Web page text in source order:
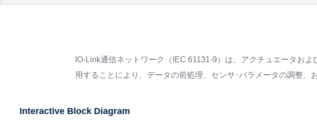
IO-Link通信ネットワーク（IEC 61131-9）は、アクチュエータお
用することにより、データの前処理、センサ･パラメータの調整、
Interactive Block Diagram